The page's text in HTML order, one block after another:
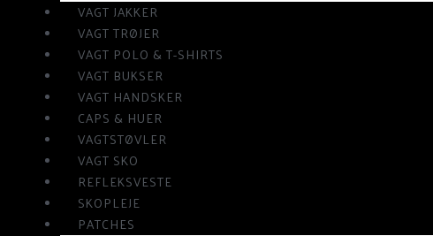
VAGT JAKKER
VAGT TRØJER
VAGT POLO & T-SHIRTS
VAGT BUKSER
VAGT HANDSKER
CAPS & HUER
VAGTSTØVLER
VAGT SKO
REFLEKSVESTE
SKOPLEJE
PATCHES